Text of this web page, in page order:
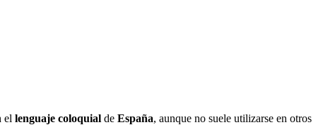
el lenguaje coloquial de España, aunque no suele utilizarse en otros